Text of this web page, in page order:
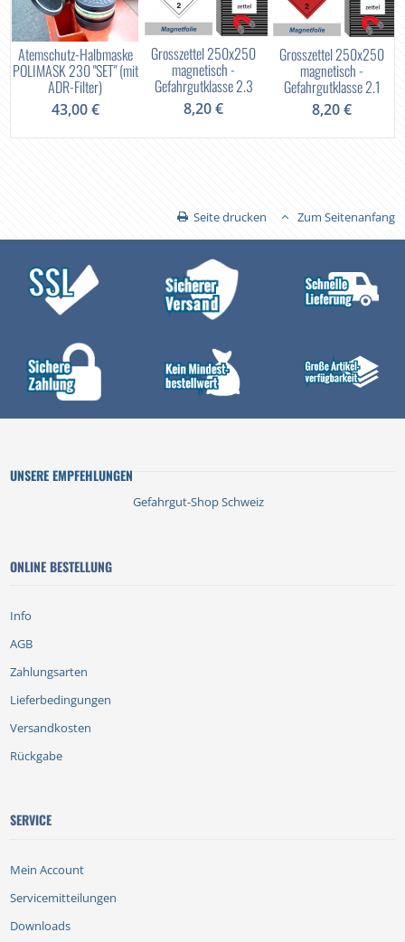
Atemschutz-Halbmaske
POLIMASK 230 "SET" (mit
ADR-Filter)
43,00 €
Grosszettel 250x250
magnetisch -
Gefahrgutklasse 2.3
8,20 €
Grosszettel 250x250
magnetisch -
Gefahrgutklasse 2.1
8,20 €
Seite drucken Zum Seitenanfang
UNSERE EMPFEHLUNGEN
Gefahrgut-Shop Schweiz
ONLINE BESTELLUNG
Info
AGB
Zahlungsarten
Lieferbedingungen
Versandkosten
Rückgabe
SERVICE
Mein Account
Servicemitteilungen
Downloads